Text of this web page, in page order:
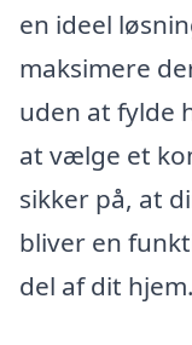
en ideel
maksimere
uden at fylde
at vælge et
sikker på, at
bliver en
del af dit hjem.